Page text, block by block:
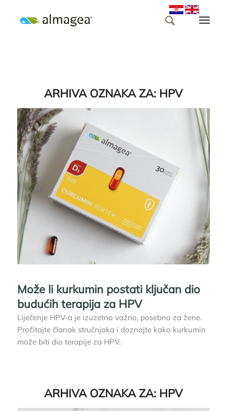
ARHIVA OZNAKA ZA: HPV
Može li kurkumin postati ključan dio
budućih terapija za HPV
Liječenje HPV-a je izuzetno važno, posebno za žene.
Pročitajte članak stručnjaka i doznajte kako kurkumin
može biti dio terapije za HPV.
ARHIVA OZNAKA ZA: HPV